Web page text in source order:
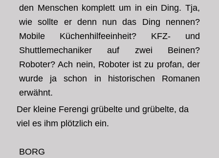
den Menschen komplett um in ein Ding. Tja,
wie sollte er denn nun das Ding nennen?
Mobile Küchenhilfeeinheit? KFZ- und
Shuttlemechaniker auf zwei Beinen?
Roboter? Ach nein, Roboter ist zu profan, der
wurde ja schon in historischen Romanen
erwähnt.
Der kleine Ferengi grübelte und grübelte, da
viel es ihm plötzlich ein.
BORG